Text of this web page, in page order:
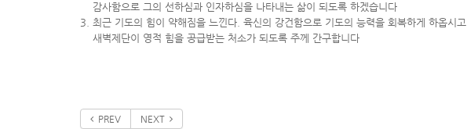
감사함으로 그의 선하심과 인자하심을 나타내는 삶이 되도록 하겠습니다
3. 최근 기도의 힘이 약해짐을 느낀다. 육신의 강건함으로 기도의 능력을 회복하게 하옵시고
새벽제단이 영적 힘을 공급받는 처소가 되도록 주께 간구합니다
PREV NEXT